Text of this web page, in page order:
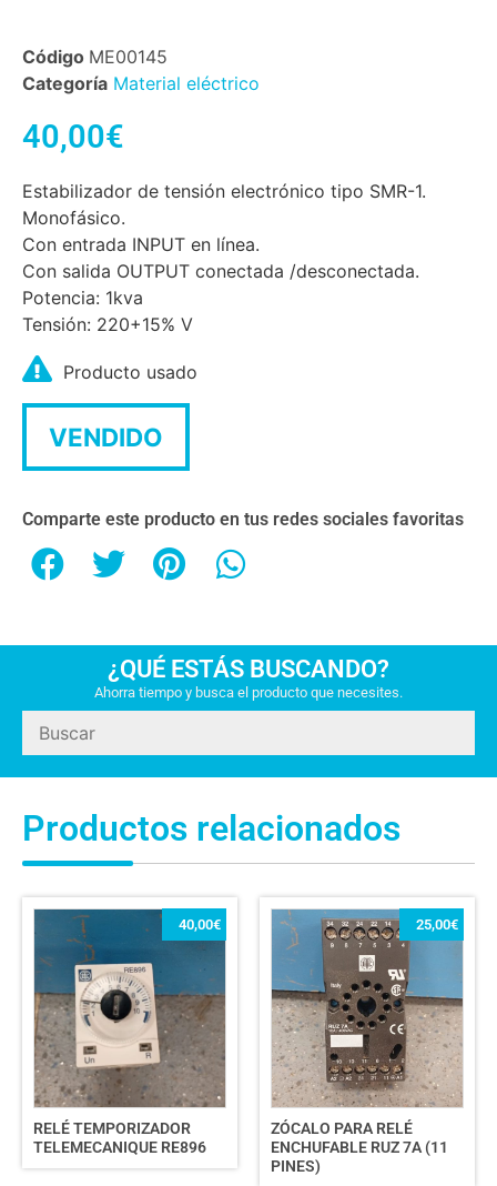
Código ME00145
Categoría Material eléctrico
40,00€
Estabilizador de tensión electrónico tipo SMR-1.
Monofásico.
Con entrada INPUT en línea.
Con salida OUTPUT conectada /desconectada.
Potencia: 1kva
Tensión: 220+15% V
Producto usado
VENDIDO
Comparte este producto en tus redes sociales favoritas
¿QUÉ ESTÁS BUSCANDO?
Ahorra tiempo y busca el producto que necesites.
Productos relacionados
RELÉ TEMPORIZADOR
TELEMECANIQUE RE896
40,00€
ZÓCALO PARA RELÉ
ENCHUFABLE RUZ 7A (11
PINES)
25,00€